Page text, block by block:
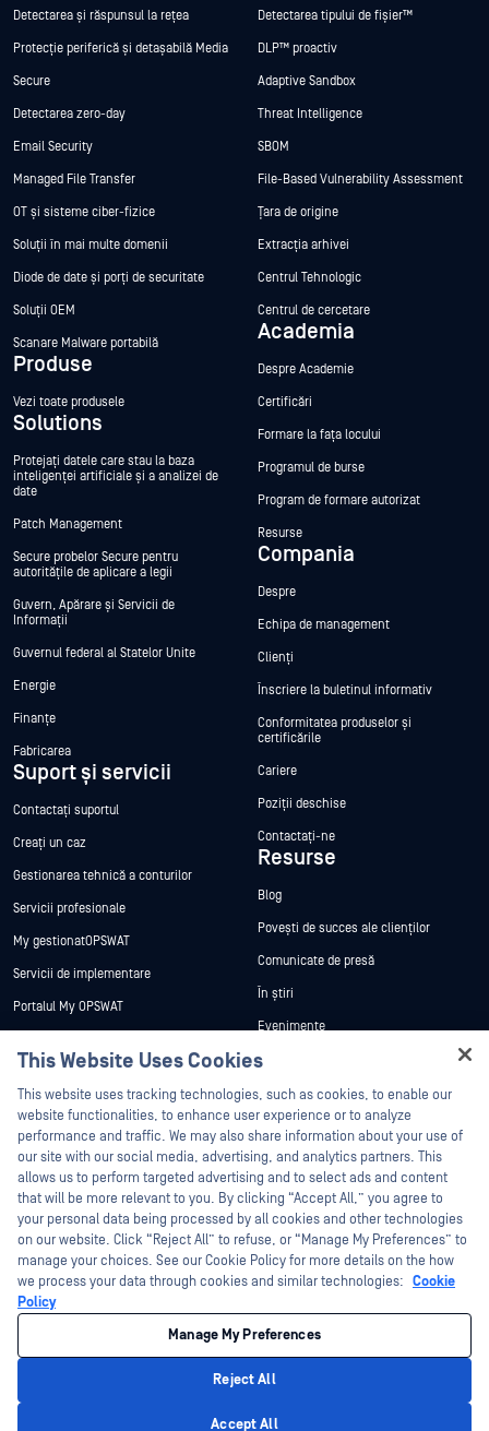
Detectarea și răspunsul la rețea
Protecție periferică și detașabilă Media
Secure
Detectarea zero-day
Email Security
Managed File Transfer
OT și sisteme ciber-fizice
Soluții în mai multe domenii
Diode de date și porți de securitate
Soluții OEM
Scanare Malware portabilă
Produse
Vezi toate produsele
Solutions
Protejați datele care stau la baza
inteligenței artificiale și a analizei de
date
Patch Management
Secure probelor Secure pentru
autoritățile de aplicare a legii
Guvern, Apărare și Servicii de
Informații
Guvernul federal al Statelor Unite
Energie
Finanțe
Fabricarea
Suport și servicii
Contactați suportul
Creați un caz
Gestionarea tehnică a conturilor
Servicii profesionale
My gestionatOPSWAT
Servicii de implementare
Portalul My OPSWAT
vulnerabilităților
Parteneri
Certificare
Parteneri tehnologici
Program de parteneriat de canal
Detectarea tipului de fișier™
DLP™ proactiv
Adaptive Sandbox
Threat Intelligence
SBOM
File-Based Vulnerability Assessment
Țara de origine
Extracția arhivei
Centrul Tehnologic
Centrul de cercetare
Academia
Despre Academie
Certificări
Formare la fața locului
Programul de burse
Program de formare autorizat
Resurse
Compania
Despre
Echipa de management
Clienți
Înscriere la buletinul informativ
Conformitatea produselor și
certificările
Cariere
Poziții deschise
Contactați-ne
Resurse
Blog
Povești de succes ale clienților
Comunicate de presă
În știri
Evenimente
Webinare
Fișe de date
Cărți albe
Instrumente gratuite
©2026 OPSWAT . Toate drepturile rezervate. OPSWAT, MetaDefender, Metascan,
MetaAccess, OPSWAT , Trust no File. Trust No Device., OPSWAT , Protecting the
World's Critical Infrastructure, Deep CDR™ Technology, InQuest, logo-ul InQuest,
DFI, RetroHunt, Deep File Inspection și Join the Hunt sunt mărci comerciale ale
OPSWAT . Mărcile comerciale ale terților sunt proprietatea deținătorilor respectivi.
Politica de confidențialitate
Opțiunile dvs. de confidențialitate din California
This Website Uses Cookies
This website uses tracking technologies, such as cookies, to enable our
website functionalities, to enhance user experience or to analyze
performance and traffic. We may also share information about your use of
our site with our social media, advertising, and analytics partners. This
allows us to perform targeted advertising and to select ads and content
that will be more relevant to you. By clicking “Accept All,” you agree to
your personal data being processed by all cookies and other technologies
on our website. Click “Reject All” to refuse, or “Manage My Preferences” to
manage your choices. See our Cookie Policy for more details on the how
we process your data through cookies and similar technologies: Cookie
Policy
Manage My Preferences
Reject All
Accept All
Hey there!
I'm Ozzy, your OPSWAT virtual assistant.
How can I help you secure what's critical
today?